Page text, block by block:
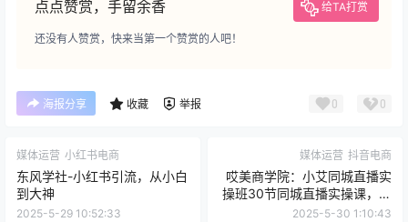
点点赞赏，手留余香 给TA打赏
还没有人赞赏，快来当第一个赞赏的人吧！
海报分享 收藏 举报 0 0
媒体运营 小红书电商
东风学社-小红书引流，从小白
到大神
2025-5-29 10:52:33
媒体运营 抖音电商
哎美商学院：小艾同城直播实
操班30节同城直播实操课，手
把手教你引爆本地流量，直播
2025-5-30 1:10:43